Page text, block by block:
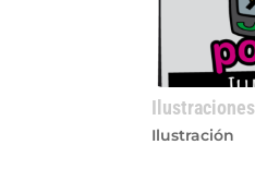
Ilustraciones
Ilustración